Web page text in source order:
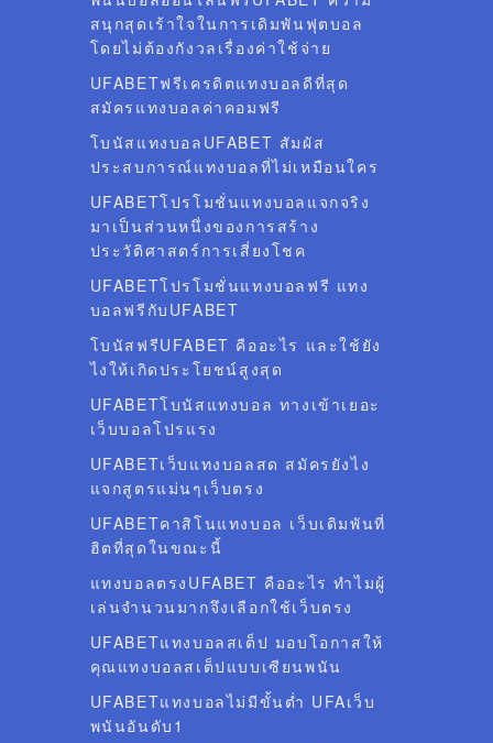
สนุกสุดเร้าใจในการเดิมพันฟุตบอล
โดยไม่ต้องกังวลเรื่องค่าใช้จ่าย
UFABETฟรีเครดิตแทงบอลดีที่สุด
สมัครแทงบอลค่าคอมฟรี
โบนัสแทงบอลUFABET สัมผัส
ประสบการณ์แทงบอลที่ไม่เหมือนใคร
UFABETโปรโมชั่นแทงบอลแจกจริง
มาเป็นส่วนหนึ่งของการสร้าง
ประวัติศาสตร์การเสี่ยงโชค
UFABETโปรโมชั่นแทงบอลฟรี แทง
บอลฟรีกับUFABET
โบนัสฟรีUFABET คืออะไร และใช้ยัง
ไงให้เกิดประโยชน์สูงสุด
UFABETโบนัสแทงบอล ทางเข้าเยอะ
เว็บบอลโปรแรง
UFABETเว็บแทงบอลสด สมัครยังไง
แจกสูตรแม่นๆเว็บตรง
UFABETคาสิโนแทงบอล เว็บเดิมพันที่
ฮิตที่สุดในขณะนี้
แทงบอลตรงUFABET คืออะไร ทำไมผู้
เล่นจำนวนมากจึงเลือกใช้เว็บตรง
UFABETแทงบอลสเต็ป มอบโอกาสให้
คุณแทงบอลสเต็ปแบบเซียนพนัน
UFABETแทงบอลไม่มีขั้นต่ำ UFAเว็บ
พนันอันดับ1